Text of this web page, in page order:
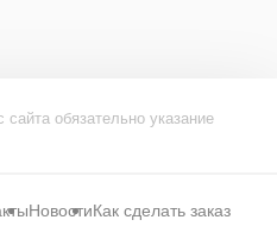
обязательно указание
НовостиКак сделать заказ